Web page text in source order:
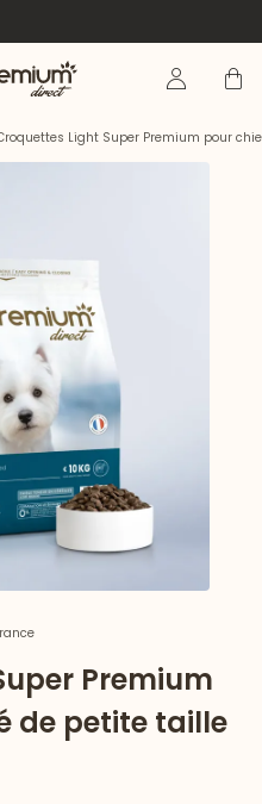
Se Panier
Light Super Premium pour
Premium
de petite taille